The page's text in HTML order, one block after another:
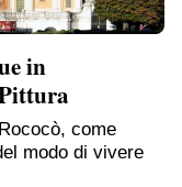
in
come
modo di vivere